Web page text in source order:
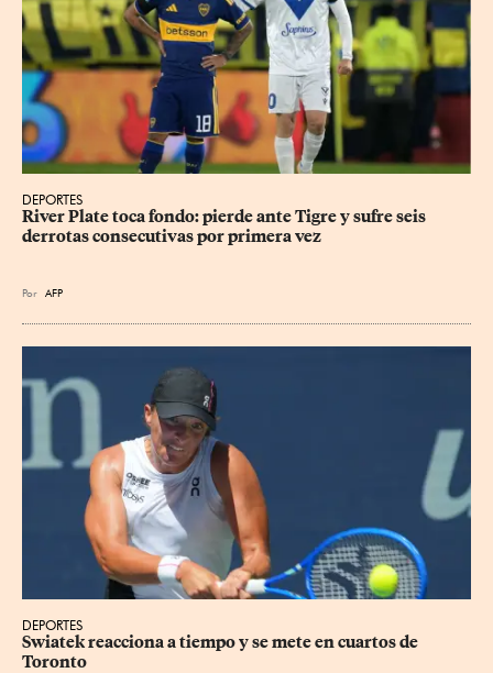
DEPORTES
River Plate toca fondo: pierde ante Tigre y sufre seis
derrotas consecutivas por primera vez
Por AFP
DEPORTES
Swiatek reacciona a tiempo y se mete en cuartos de
Toronto